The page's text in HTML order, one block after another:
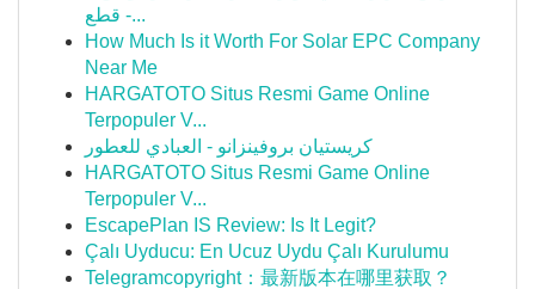
قطع -...
How Much Is it Worth For Solar EPC Company
Near Me
HARGATOTO Situs Resmi Game Online
Terpopuler V...
كريستيان بروفينزانو - العبادي للعطور
HARGATOTO Situs Resmi Game Online
Terpopuler V...
EscapePlan IS Review: Is It Legit?
Çalı Uyducu: En Ucuz Uydu Çalı Kurulumu
Telegramcopyright：最新版本在哪里获取？